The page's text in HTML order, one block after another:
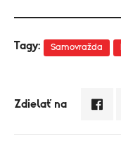
Tagy: Samovražda
Zdielať na